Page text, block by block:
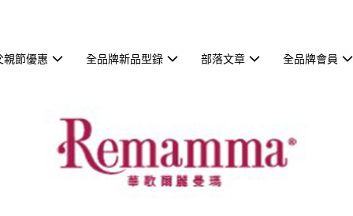
親節優惠 全品牌新品型錄 部落文章 全品牌會員